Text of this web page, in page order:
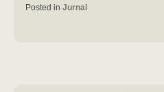
Posted in Jurnal